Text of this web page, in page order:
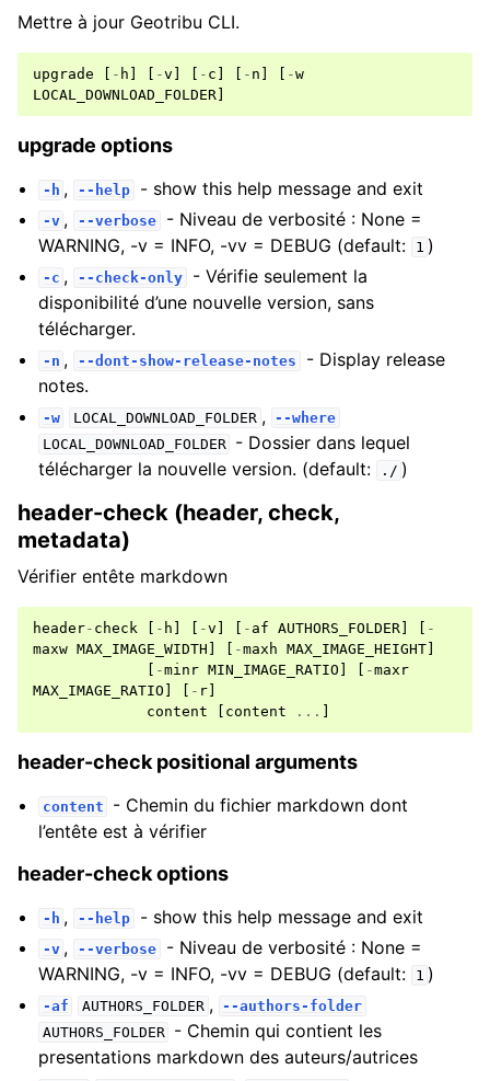
Mettre à jour Geotribu CLI.
upgrade - h -v - c - n -w
LOCAL_DOWNLOAD_FOLDER
upgrade options
-h , --help - show this help message and exit
-v , --verbose
- Niveau de verbosité : None =
WARNING, -v = INFO, -vv = DEBUG (default:
1 )
-c , --check-only
- Vérifie seulement la
disponibilité d’une nouvelle version, sans
télécharger.
-n , --dont-show-release-notes
- Display release
notes.
-w LOCAL_DOWNLOAD_FOLDER ,
--where
LOCAL_DOWNLOAD_FOLDER
- Dossier dans lequel
télécharger la nouvelle version. (default:
./ )
header-check (header, check,
metadata)
Vérifier entête markdown
header- check - h -v - af AUTHORS_FOLDER
-
maxw MAX_IMAGE_WIDTH -maxh MAX_IMAGE_HEIGHT
-minr MIN_IMAGE_RATIO -maxr
MAX_IMAGE_RATIO
- r
content
content ...
header-check positional arguments
content
- Chemin du fichier markdown dont
l’entête est à vérifier
header-check options
-h , --help - show this help message and exit
-v , --verbose
- Niveau de verbosité : None =
WARNING, -v = INFO, -vv = DEBUG (default:
1 )
-af AUTHORS_FOLDER ,
--authors-folder
AUTHORS_FOLDER
- Chemin qui contient les
presentations markdown des auteurs/autrices